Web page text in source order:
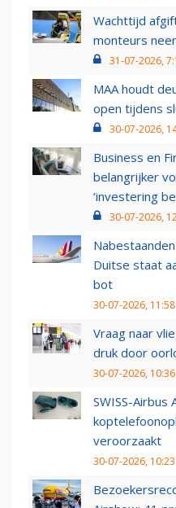
Wachttijd
monteurs
31-07-2026,
MAA houdt
open tijdens
30-07-2026,
Business en
belangrijker
‘investering
30-07-2026,
Duitse staat
bot
30-07-2026, 11:58
Vraag naar
druk door
30-07-2026, 10:36
SWISS-
veroorzaakt
30-07-2026, 10:23